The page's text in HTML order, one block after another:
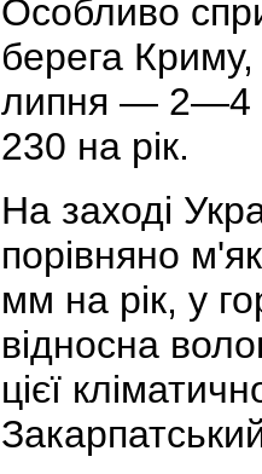
Особливо
берега
липня — 2—4
230 на рік.
На заході
порівняно
мм на рік, у
відносна
цієї